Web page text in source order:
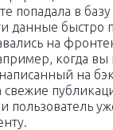
попадала в
данные быстро
на
когда
на
пользователь